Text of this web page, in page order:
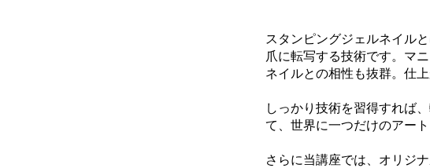
スタンピングジェルネイル
爪に転写する技術です。マ
ネイルとの相性も抜群。仕
しっかり技術を習得すれば
て、世界に一つだけのアー
さらに当講座では、オリジ